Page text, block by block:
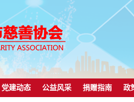
党建动态 公益风采 捐赠指南 政